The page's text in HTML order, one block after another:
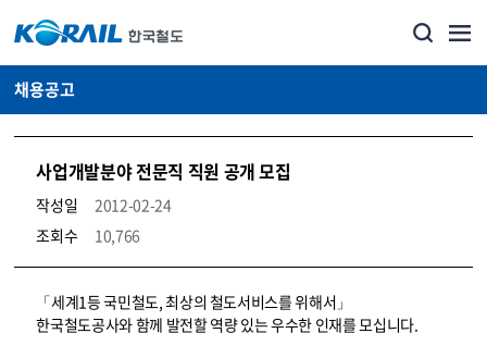
채용공고
사업개발분야 전문직 직원 공개 모집
작성일
2012-02-24
조회수
10,766
코레일소개_경영공시_채용공고 상세보기 – 내용, 파일, 담당자 연락처로 구성
「세계1등 국민철도, 최상의 철도서비스를 위해서」
한국철도공사와 함께 발전할 역량 있는 우수한 인재를 모십니다.